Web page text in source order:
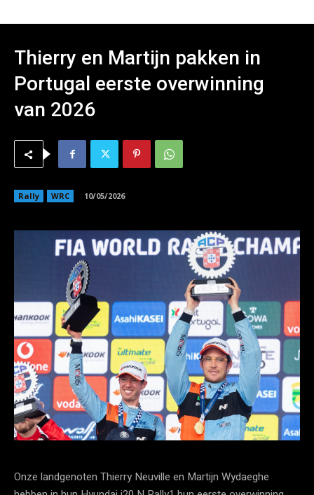
Thierry en Martijn pakken in
Portugal eerste overwinning
van 2026
Rally WRC 10/05/2026
Onze landgenoten Thierry Neuville en Martijn Wydaeghe